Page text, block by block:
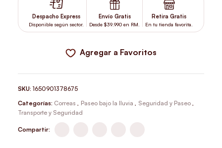
Despacho Express
Disponible según sector.
Envío Gratis
Desde $39.990 en RM.
Retira Gratis
En tu tienda favorita.
Agregar a Favoritos
SKU:1650901378675
Categorías: Correas Paseo bajo la lluvia Seguridad y Paseo
Transporte y Seguridad
Compartir: